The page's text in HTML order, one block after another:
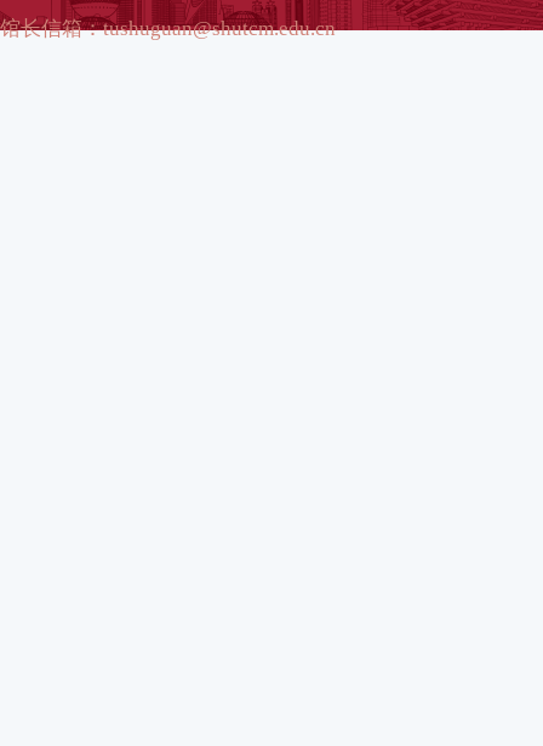
馆长信箱：tushuguan@shutcm.edu.cn